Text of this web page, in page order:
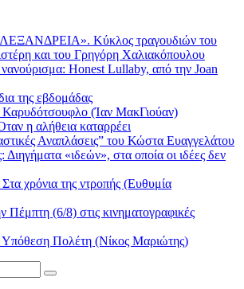
Κύκλος τραγουδιών του
και του Γρηγόρη Χαλιακόπουλου
Honest Lullaby, από την Joan
της εβδομάδας
Καρυδότσουφλο (Ίαν ΜακΓιούαν)
η αλήθεια καταρρέει
Αναπλάσεις” του Κώστα Ευαγγελάτου
Διηγήματα «ιδεών», στα οποία οι ιδέες δεν
Στα χρόνια της ντροπής (Ευθυμία
Πέμπτη (6/8) στις κινηματογραφικές
Υπόθεση Πολέτη (Νίκος Μαριώτης)